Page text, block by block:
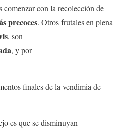
con la recolección de
precoces. Otros frutales en plena
, son
, y por
finales de la vendimia de
es que se disminuyan